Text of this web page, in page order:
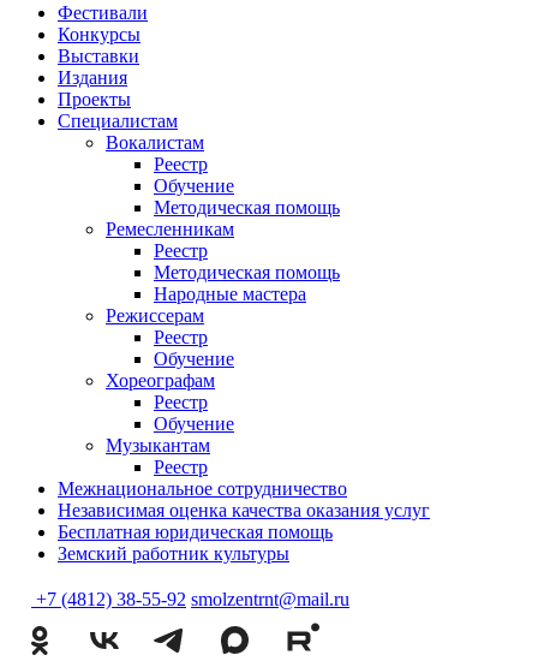
Фестивали
Конкурсы
Выставки
Издания
Проекты
Специалистам
Вокалистам
Реестр
Обучение
Методическая помощь
Ремесленникам
Реестр
Методическая помощь
Народные мастера
Режиссерам
Реестр
Обучение
Хореографам
Реестр
Обучение
Музыкантам
Реестр
Межнациональное сотрудничество
Независимая оценка качества оказания услуг
Бесплатная юридическая помощь
Земский работник культуры
+7 (4812) 38-55-92 smolzentrnt@mail.ru